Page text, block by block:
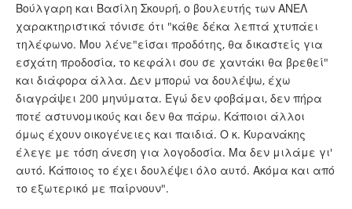
Βούλγαρη και Βασίλη Σκουρή, ο βουλευτής των ΑΝΕΛ
χαρακτηριστικά τόνισε ότι "κάθε δέκα λεπτά χτυπάει
τηλέφωνο. Μου λένε"είσαι προδότης, θα δικαστείς για
εσχάτη προδοσία, το κεφάλι σου σε χαντάκι θα βρεθεί"
και διάφορα άλλα. Δεν μπορώ να δουλέψω, έχω
διαγράψει 200 μηνύματα. Εγώ δεν φοβάμαι, δεν πήρα
ποτέ αστυνομικούς και δεν θα πάρω. Κάποιοι άλλοι
όμως έχουν οικογένειες και παιδιά. Ο κ. Κυρανάκης
έλεγε με τόση άνεση για λογοδοσία. Μα δεν μιλάμε γι'
αυτό. Κάποιος το έχει δουλέψει όλο αυτό. Ακόμα και από
το εξωτερικό με παίρνουν".